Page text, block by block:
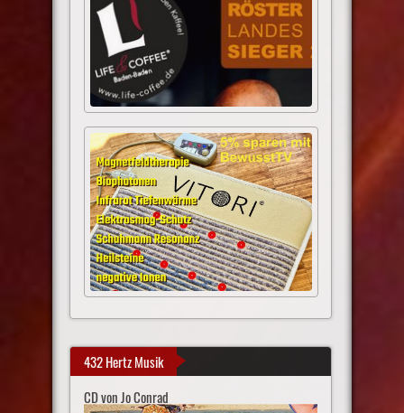
432 Hertz Musik
CD von Jo Conrad